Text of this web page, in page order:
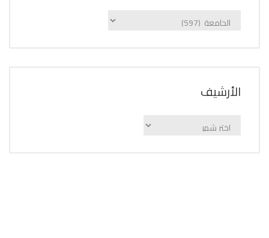
الإعلانات
اﻷرشيف
اﻷرشيف